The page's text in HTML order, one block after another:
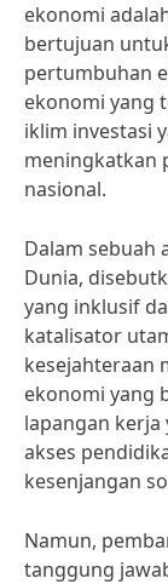
ekonomi
bertujuan
pertumbuhan
ekonomi yang
iklim investasi
meningkatkan
nasional.
Dalam sebuah
Dunia,
yang inklusif
katalisator
kesejahteraan
ekonomi yang
lapangan
akses
kesenjangan
Namun,
tanggung